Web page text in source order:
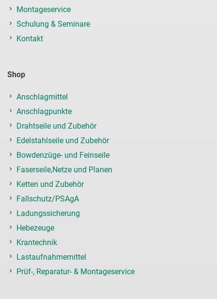
Montageservice
Schulung & Seminare
Kontakt
Shop
Anschlagmittel
Anschlagpunkte
Drahtseile und Zubehör
Edelstahlseile und Zubehör
Bowdenzüge- und Feinseile
Faserseile,Netze und Planen
Ketten und Zubehör
Fallschutz/PSAgA
Ladungssicherung
Hebezeuge
Krantechnik
Lastaufnahmemittel
Prüf-, Reparatur- & Montageservice